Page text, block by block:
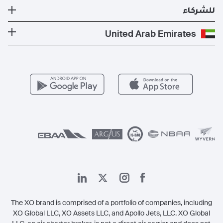
تكلفة الطائرة الخاصة
الصحة والسلامة
برنامج معادلة الكربون
عروض حصرية
الأسئلة التي يكثر طرحها
وجهات الدول الأكثر شعبية
الوجهات الأكثر شعبية
للشركاء
كن شريكًا لنا
للمشغلين
United Arab Emirates
The XO brand is comprised of a portfolio of companies, including
XO Global LLC, XO Assets LLC, and Apollo Jets, LLC. XO Global